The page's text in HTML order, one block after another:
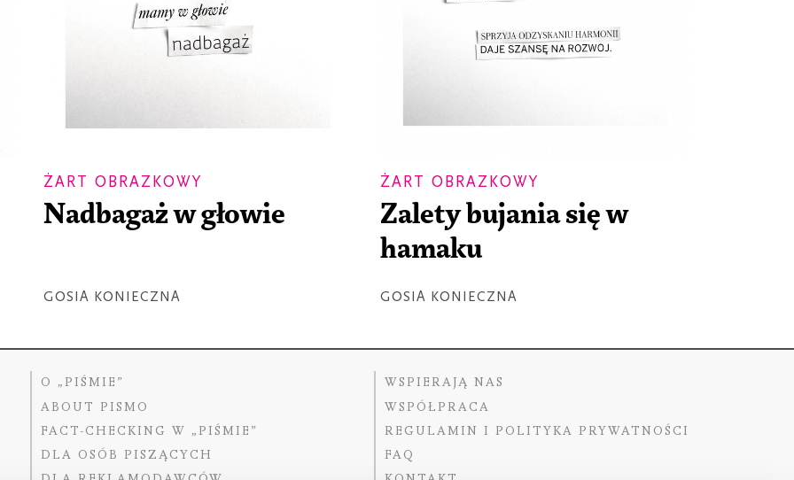
ŻART OBRAZKOWY
Nadbagaż w głowie
GOSIA KONIECZNA
ŻART OBRAZKOWY
Zalety bujania się w
hamaku
GOSIA KONIECZNA
O „PIŚMIE”
ABOUT PISMO
FACT-CHECKING W „PIŚMIE”
DLA OSÓB PISZĄCYCH
WSPIERAJĄ NAS
WSPÓŁPRACA
REGULAMIN I POLITYKA PRYWATNOŚCI
FAQ